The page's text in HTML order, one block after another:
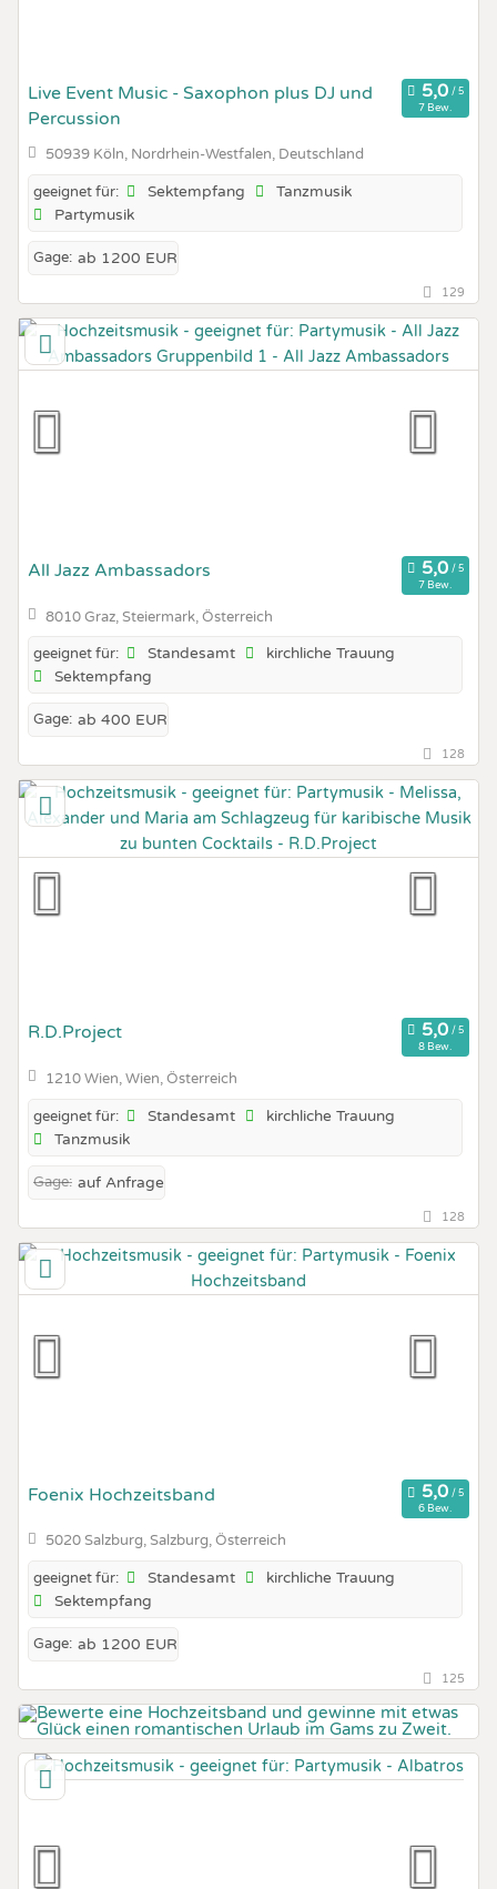
Live Event Music - Saxophon plus DJ und
Percussion
7 Bew.
50939 Köln, Nordrhein-Westfalen, Deutschland
geeignet für: Sektempfang
Tanzmusik
Partymusik
Gage: ab 1200 EUR
129
All Jazz Ambassadors
7 Bew.
8010 Graz, Steiermark, Österreich
geeignet für: Standesamt
kirchliche Trauung
Sektempfang
Gage: ab 400 EUR
128
R.D.Project
8 Bew.
1210 Wien, Wien, Österreich
geeignet für: Standesamt
kirchliche Trauung
Tanzmusik
Gage: auf Anfrage
128
Foenix Hochzeitsband
6 Bew.
5020 Salzburg, Salzburg, Österreich
geeignet für: Standesamt
kirchliche Trauung
Sektempfang
Gage: ab 1200 EUR
125